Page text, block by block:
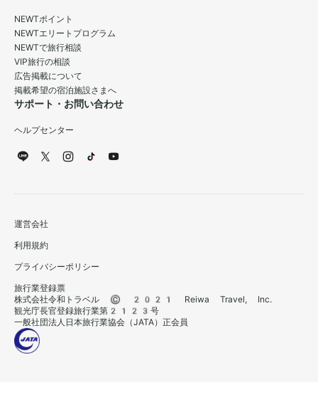
NEWTポイント
NEWTエリートプログラム
NEWTで旅行相談
VIP旅行の相談
広告掲載について
掲載希望の宿泊施設さまへ
サポート・お問い合わせ
ヘルプセンター
運営会社
利用規約
プライバシーポリシー
旅行業登録票
株式会社令和トラベル © 2021 Reiwa Travel, Inc.
観光庁長官登録旅行業第2123号
一般社団法人日本旅行業協会（JATA）正会員